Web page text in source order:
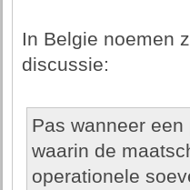
In Belgie noemen
discussie:
Pas wanneer
waarin de
operationele